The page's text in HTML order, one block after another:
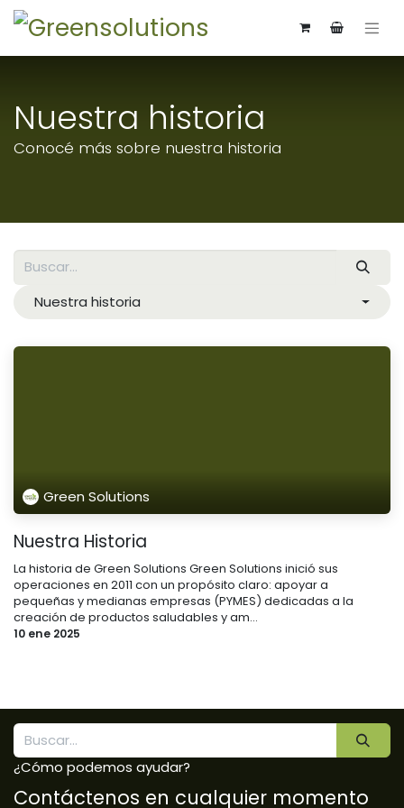
Nuestra historia
Conocé más sobre nuestra historia
Nuestra historia
Green Solutions
Nuestra Historia
La historia de Green Solutions Green Solutions inició sus
operaciones en 2011 con un propósito claro: apoyar a
pequeñas y medianas empresas (PYMES) dedicadas a la
creación de productos saludables y am...
10 ene 2025
¿Cómo podemos ayudar?
Contáctenos en cualquier momento